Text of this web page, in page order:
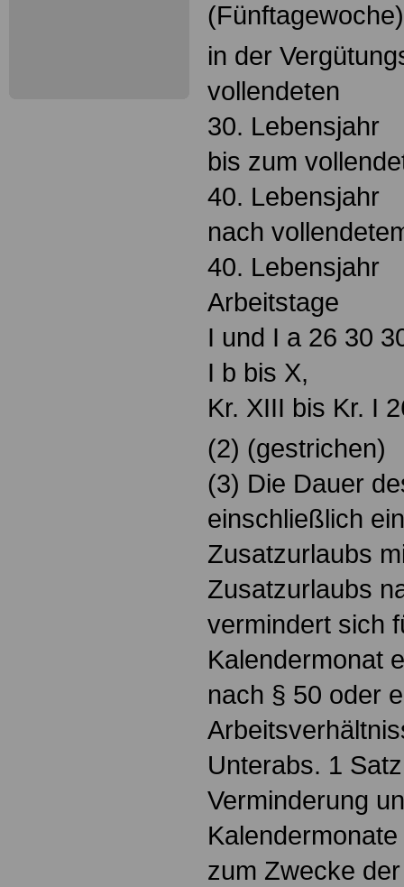
in der
vollendeten
30. Lebensjahr
bis zum
40. Lebensjahr
nach
40. Lebensjahr
Arbeitstage
I und I a 26 30
I b bis X,
Kr. XIII bis Kr. I
(2) (gestrichen)
(3) Die Dauer
einschließlich
Zusatzurlaubs
Zusatzurlaubs
vermindert sich
Kalendermonat
nach § 50 oder
Unterabs. 1
Verminderung
zum Zwecke